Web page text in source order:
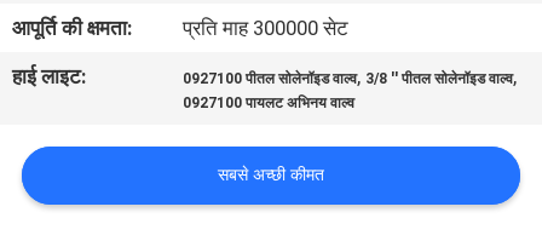
हमसे
संपर्क
करें
उद्धरण
आपूर्ति की क्षमता:
प्रति माह 300000 सेट
हाई लाइट:
0927100 पीतल सोलेनॉइड वाल्व, 3/8 '' पीतल सोलेनॉइड वाल्व,
0927100 पायलट अभिनय वाल्व
सबसे अच्छी कीमत